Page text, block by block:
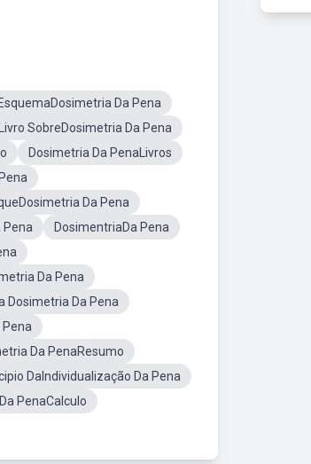
EsquemaDosimetria Da Pena
Livro SobreDosimetria Da Pena
Dosimetria Da PenaLivros
Da Pena
Pena
DosimentriaDa Pena
Da Pena
Dosimetria Da Pena
Pena
Da PenaResumo
DaIndividualização Da Pena
PenaCalculo